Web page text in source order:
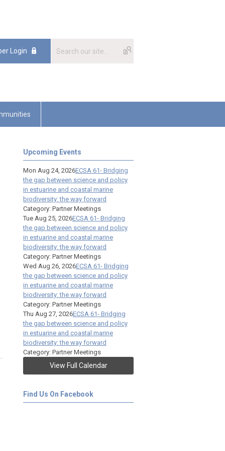
Login
Upcoming Events
Mon Aug 24, 2026ECSA 61- Bridging
the gap between science and policy
in estuarine and coastal marine
biodiversity: the way forward
Category: Partner Meetings
Tue Aug 25, 2026ECSA 61- Bridging
the gap between science and policy
in estuarine and coastal marine
biodiversity: the way forward
Category: Partner Meetings
Wed Aug 26, 2026ECSA 61- Bridging
the gap between science and policy
in estuarine and coastal marine
biodiversity: the way forward
Category: Partner Meetings
Thu Aug 27, 2026ECSA 61- Bridging
the gap between science and policy
in estuarine and coastal marine
biodiversity: the way forward
Category: Partner Meetings
View Full Calendar
Find Us On Facebook